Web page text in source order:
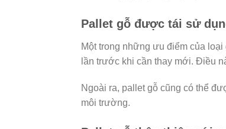
Pallet gỗ được tái sử
Một trong những ưu điểm của
lần trước khi cần thay mới. Điều
Ngoài ra, pallet gỗ cũng có thể
môi trường.